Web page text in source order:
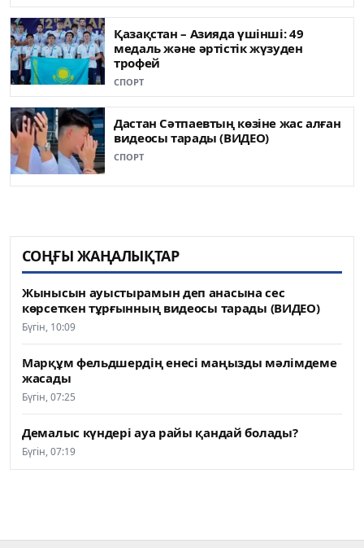
Қазақстан – Азияда үшінші: 49
медаль жəне əртістік жүзуден
трофей
СПОРТ
Дастан Сәтпаевтың көзіне жас алған
видеосы тарады (ВИДЕО)
СПОРТ
СОҢҒЫ ЖАҢАЛЫҚТАР
Жынысын ауыстырамын деп анасына сес
көрсеткен тұрғынның видеосы тарады (ВИДЕО)
Бүгін, 10:09
Марқұм фельдшердің енесі маңызды мәлімдеме
жасады
Бүгін, 07:25
Демалыс күндері ауа райы қандай болады?
Бүгін, 07:19